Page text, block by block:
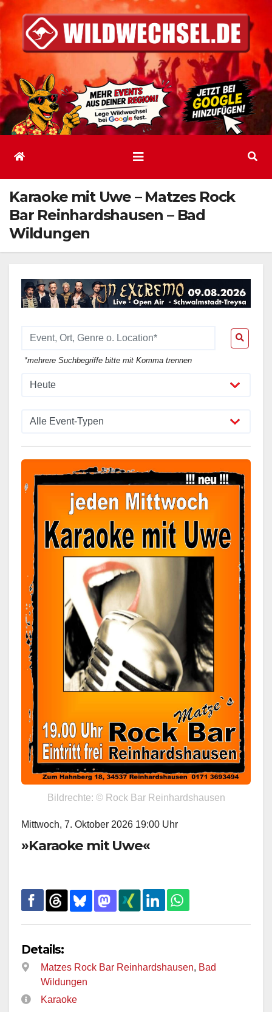
Inhalt
springen
Karaoke mit Uwe – Matzes Rock
Bar Reinhardshausen – Bad
Wildungen
*mehrere Suchbegriffe bitte mit Komma trennen
Bildrechte: © Rock Bar Reinhardshausen
Mittwoch, 7. Oktober 2026 19:00 Uhr
»Karaoke mit Uwe«
Details:
Matzes Rock Bar Reinhardshausen, Bad
Wildungen
Karaoke